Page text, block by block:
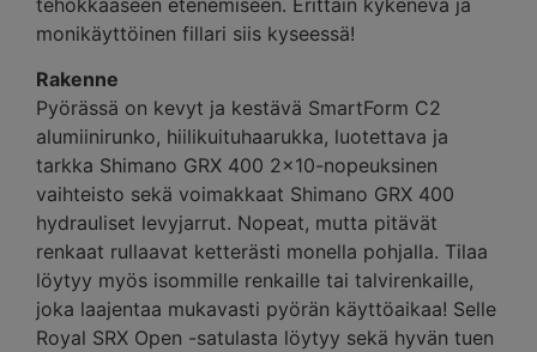
monikäyttöinen fillari siis kyseessä!
Rakenne
Pyörässä on kevyt ja kestävä SmartForm C2
alumiinirunko, hiilikuituhaarukka, luotettava ja
tarkka Shimano GRX 400 2×10-nopeuksinen
vaihteisto sekä voimakkaat Shimano GRX 400
hydrauliset levyjarrut. Nopeat, mutta pitävät
renkaat rullaavat ketterästi monella pohjalla. Tilaa
löytyy myös isommille renkaille tai talvirenkaille,
joka laajentaa mukavasti pyörän käyttöaikaa! Selle
Royal SRX Open -satulasta löytyy sekä hyvän tuen